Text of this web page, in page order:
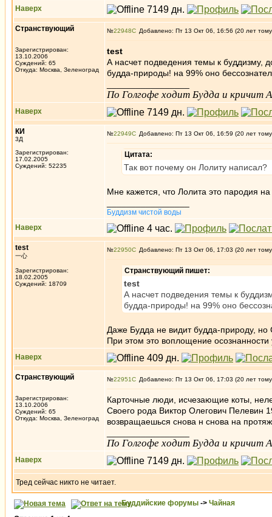
Наверх
Странствующий
Зарегистрирован:
13.10.2006
Суждений: 65
Откуда: Москва, Зеленоград
№22948 Добавлено: Пт 13 Окт 06, 16:56 (20 лет
test
А насчет подведения темы к буддизму,
будда-природы! на 99% оно
По Голгофе ходит Будда и кричит
Наверх
КИ
3Д
Зарегистрирован:
17.02.2005
Суждений: 52235
№22949 Добавлено: Пт 13 Окт 06, 16:59 (20 лет
Цитата:
Так вот почему он Лолиту написал?
Мне кажется, что Лолита это пародия
Буддизм чистой воды
Наверх
test
一心
Зарегистрирован:
18.02.2005
Суждений: 18709
№22950 Добавлено: Пт 13 Окт 06, 17:03 (20 лет
Странствующий пишет:
test
А насчет подведения темы к
будда-природы! на 99% оно
Даже Будда не видит будда-природу, но
При этом это воплощение
Наверх
Странствующий
Зарегистрирован:
13.10.2006
Суждений: 65
Откуда: Москва, Зеленоград
№22951 Добавлено: Пт 13 Окт 06, 17:03 (20 лет
Карточные люди, исчезающие коты,
Своего рода Виктор Олегович Пелевин
возвращаешься снова н снова на
По Голгофе ходит Будда и кричит
Наверх
Тред сейчас никто не читает.
Буддийские форумы -> Чайная